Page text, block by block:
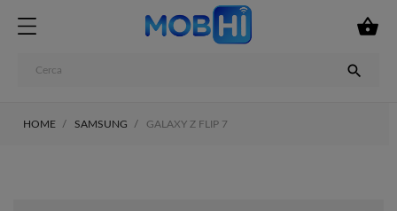


HOME SAMSUNG GALAXY Z FLIP 7